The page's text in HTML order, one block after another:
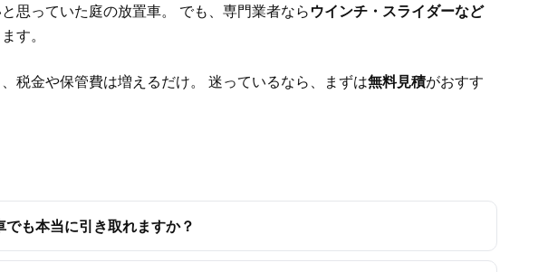
思っていた庭の放置車。 でも、専門業者ならウインチ・スライダーなど
す。
税金や保管費は増えるだけ。 迷っているなら、まずは無料見積がおすす
も本当に引き取れますか？